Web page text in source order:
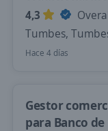
4,3
Tumbes,
Hace 4 días
Gestor
para Banco